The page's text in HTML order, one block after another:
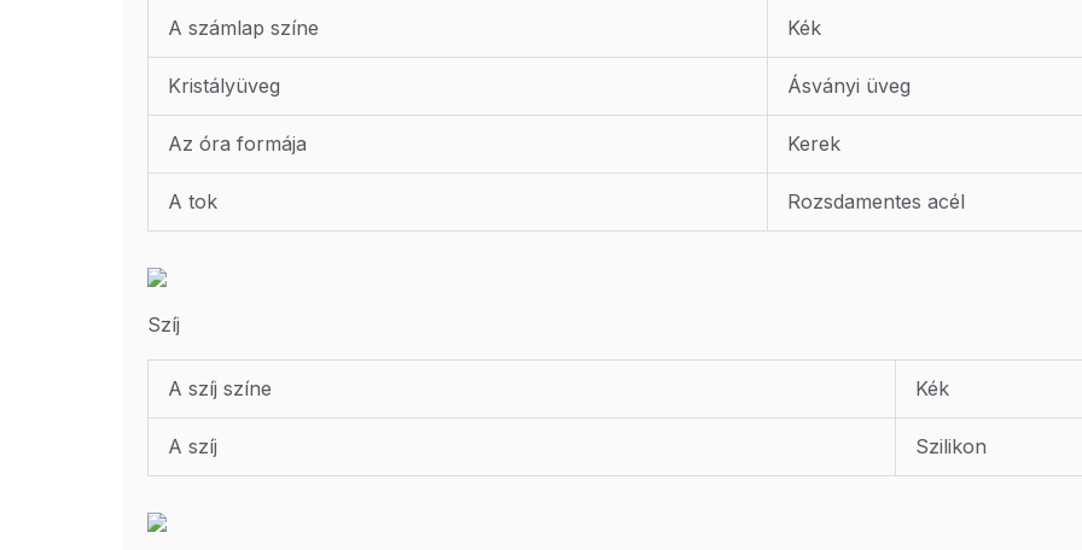
A számlap színe Kék
Kristályüveg Ásványi üveg
Az óra formája Kerek
A tok Rozsdamentes acél
Szíj
A szíj színe Kék
A szíj Szilikon